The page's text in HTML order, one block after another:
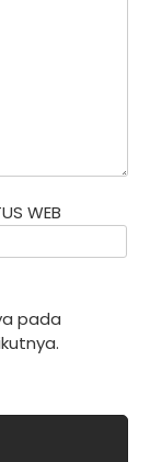
WEB
pada